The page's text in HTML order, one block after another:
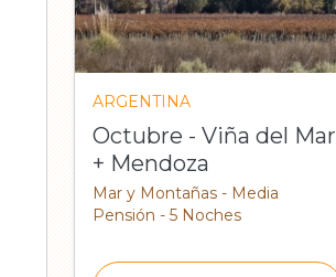
ARGENTINA
Octubre - Viña del Mar
+ Mendoza
Mar y Montañas - Media
Pensión - 5 Noches